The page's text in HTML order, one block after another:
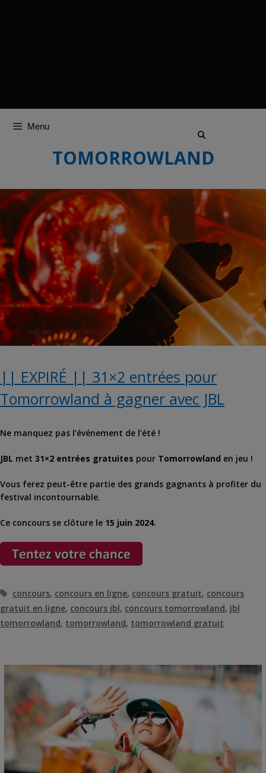
Menu
TOMORROWLAND
|| EXPIRÉ || 31×2 entrées pour
Tomorrowland à gagner avec JBL
Ne manquez pas l’événement de l’été !
JBL met 31×2 entrées gratuites pour Tomorrowland en jeu !
Vous ferez peut-être partie des grands gagnants à profiter du
festival incontournable.
Ce concours se clôture le 15 juin 2024.
Étiquettes
concours, concours en ligne, concours gratuit, concours
gratuit en ligne, concours jbl, concours tomorrowland, jbl
tomorrowland, tomorrowland, tomorrowland gratuit